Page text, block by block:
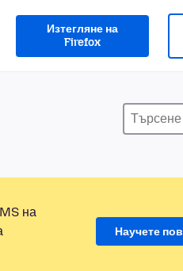
Изтегляне на
Firefox
на
Научете